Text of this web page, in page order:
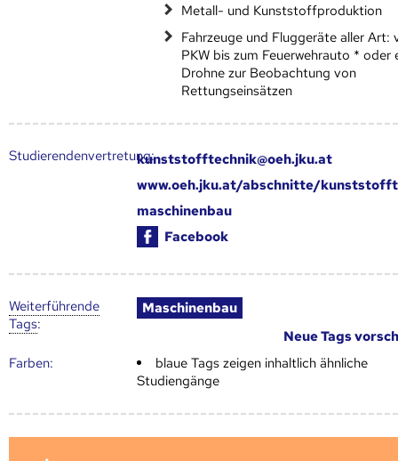
Metall- und Kunststoffproduktion
Fahrzeuge und Fluggeräte aller Art:
PKW bis zum Feuerwehrauto * oder
Drohne zur Beobachtung von
Rettungseinsätzen
Studierendenvertretung:kunststofftechnik@oeh.jku.at
www.oeh.jku.at/abschnitte/
maschinenbau
Facebook
Weiter­führende
Tags:
Maschinenbau
Neue Tags
Farben:
blaue Tags zeigen inhaltlich ähnliche
Studiengänge